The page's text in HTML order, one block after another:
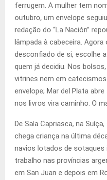
ferrugem. A mulher tem
outubro, um envelope
redação do “La Nación”
lâmpada à cabeceira.
desconfiado de si, escolhe
quem já decidiu. Nos
vitrines nem em
envelope; Mar del Plata
nos livros vira caminho. O
De Sala Capriasca, na
chega criança na última
navios lotados de
trabalho nas províncias
em San Juan e depois em